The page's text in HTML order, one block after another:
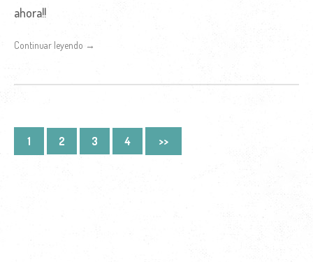
ahora!!
Continuar leyendo →
1 2 3 4 >>